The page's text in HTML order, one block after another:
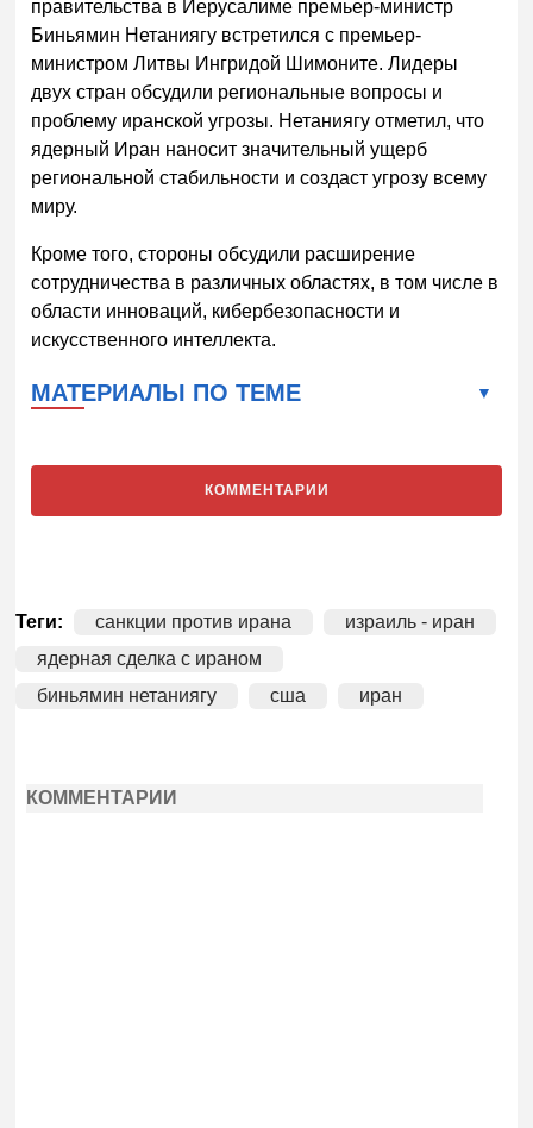
правительства в Иерусалиме премьер-министр
Биньямин Нетаниягу встретился с премьер-
министром Литвы Ингридой Шимоните. Лидеры
двух стран обсудили региональные вопросы и
проблему иранской угрозы. Нетаниягу отметил, что
ядерный Иран наносит значительный ущерб
региональной стабильности и создаст угрозу всему
миру.
Кроме того, стороны обсудили расширение
сотрудничества в различных областях, в том числе в
области инноваций, кибербезопасности и
искусственного интеллекта.
МАТЕРИАЛЫ ПО ТЕМЕ
КОММЕНТАРИИ
Теги: санкции против ирана
израиль - иран
ядерная сделка с ираном
биньямин нетаниягу
сша иран
КОММЕНТАРИИ